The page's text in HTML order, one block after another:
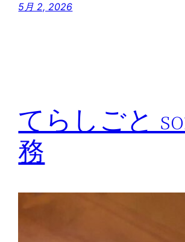
5月 2, 2026
てらしごと
務